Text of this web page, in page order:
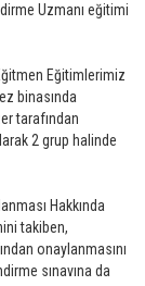
Uzmanı eğitimi
Eğitimlerimiz
binasında
tarafından
2 grup halinde
Hakkında
takiben,
onaylanmasını
sınavına da